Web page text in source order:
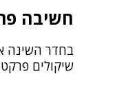
חשיבה
בחדר השינה
שיקולים